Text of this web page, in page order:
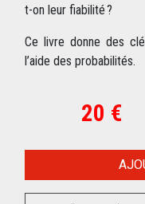
t-on leur fiabilité ?
Ce livre donne des
l’aide des probabilités.
20 €